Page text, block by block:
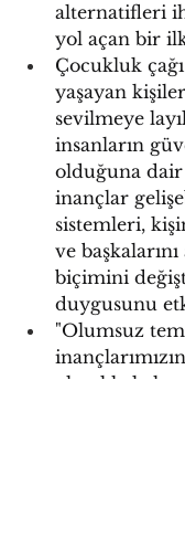
alternatifleri
yol açan bir
Çocukluk
yaşayan
sevilmeye
insanların
olduğuna
inançlar
sistemleri,
ve
biçimini
duygusunu
"Olumsuz
olmakla